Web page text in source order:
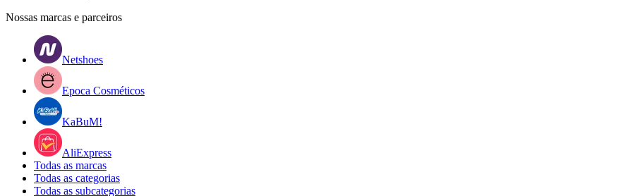
Nossas marcas e parceiros
Netshoes
Epoca Cosméticos
KaBuM!
AliExpress
Todas as marcas
Todas as categorias
Todas as subcategorias